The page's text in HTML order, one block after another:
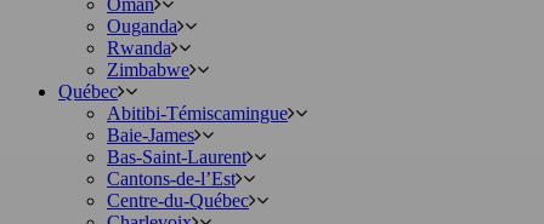
Oman
Ouganda
Rwanda
Zimbabwe
Québec
Abitibi-Témiscamingue
Baie-James
Bas-Saint-Laurent
Cantons-de-l’Est
Centre-du-Québec